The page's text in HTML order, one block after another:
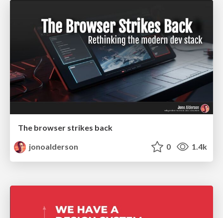
The browser strikes back
jonoalderson
0 1.4k